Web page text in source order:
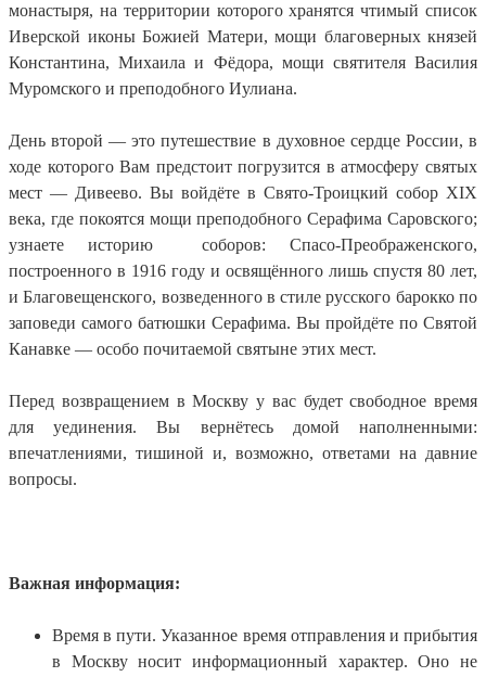
монастыря, на территории которого хранятся чтимый список
Иверской иконы Божией Матери, мощи благоверных князей
Константина, Михаила и Фёдора, мощи святителя Василия
Муромского и преподобного Иулиана.
День второй — это путешествие в духовное сердце России, в
ходе которого Вам предстоит погрузится в атмосферу святых
мест — Дивеево. Вы войдёте в Свято-Троицкий собор XIX
века, где покоятся мощи преподобного Серафима Саровского;
узнаете историю соборов: Спасо-Преображенского,
построенного в 1916 году и освящённого лишь спустя 80 лет,
и Благовещенского, возведенного в стиле русского барокко по
заповеди самого батюшки Серафима. Вы пройдёте по Святой
Канавке — особо почитаемой святыне этих мест.
Перед возвращением в Москву у вас будет свободное время
для уединения. Вы вернётесь домой наполненными:
впечатлениями, тишиной и, возможно, ответами на давние
вопросы.
Важная информация:
Время в пути. Указанное время отправления и прибытия
в Москву носит информационный характер. Оно не